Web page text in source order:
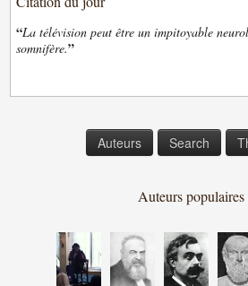
“La télévision peut être un impitoyable
somnifère.”
Auteurs Search
Auteurs populaires